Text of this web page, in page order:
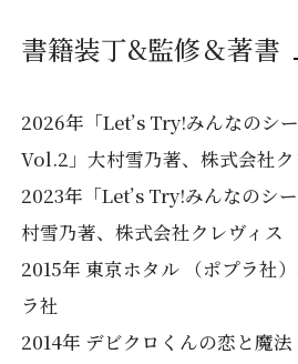
書籍装丁&監修＆著書
2026年「Let’s Try!みんなのシ
Vol.2」大村雪乃著、株式会社ク
2023年「Let’s Try!みんなのシ
村雪乃著、株式会社クレヴィス
2015年 東京ホタル （ポプラ社
ラ社
2014年 デビクロくんの恋と魔